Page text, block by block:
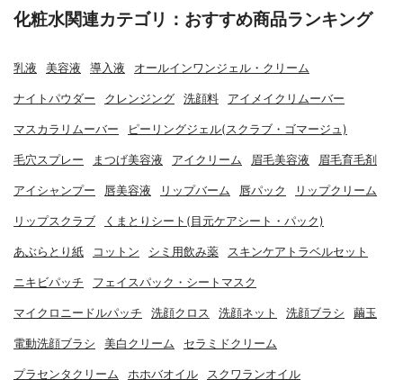
化粧水関連カテゴリ：おすすめ商品ランキング
乳液 美容液 導入液 オールインワンジェル・クリーム
ナイトパウダー クレンジング 洗顔料 アイメイクリムーバー
マスカラリムーバー ピーリングジェル(スクラブ・ゴマージュ)
毛穴スプレー まつげ美容液 アイクリーム 眉毛美容液 眉毛育毛剤
アイシャンプー 唇美容液 リップバーム 唇パック リップクリーム
リップスクラブ くまとりシート(目元ケアシート・パック)
あぶらとり紙 コットン シミ用飲み薬 スキンケアトラベルセット
ニキビパッチ フェイスパック・シートマスク
マイクロニードルパッチ 洗顔クロス 洗顔ネット 洗顔ブラシ 繭玉
電動洗顔ブラシ 美白クリーム セラミドクリーム
プラセンタクリーム ホホバオイル スクワランオイル